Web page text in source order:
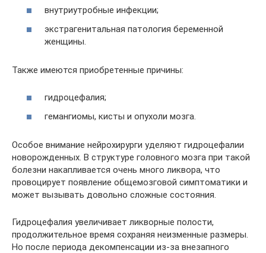
внутриутробные инфекции;
экстрагенитальная патология беременной
женщины.
Также имеются приобретенные причины:
гидроцефалия;
гемангиомы, кисты и опухоли мозга.
Особое внимание нейрохирурги уделяют гидроцефалии
новорожденных. В структуре головного мозга при такой
болезни накапливается очень много ликвора, что
провоцирует появление общемозговой симптоматики и
может вызывать довольно сложные состояния.
Гидроцефалия увеличивает ликворные полости,
продолжительное время сохраняя неизменные размеры.
Но после периода декомпенсации из-за внезапного